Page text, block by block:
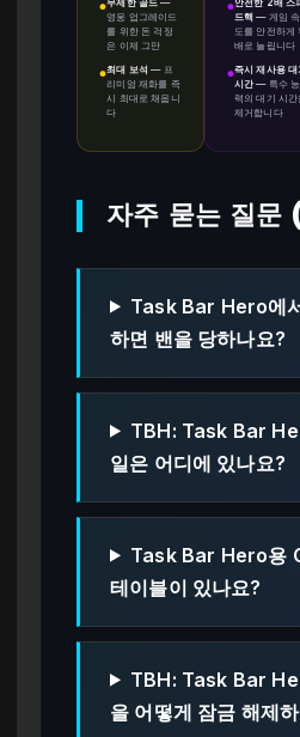
●
영웅 업그레이드
를 위한 돈 걱정
은 이제 그만
●최대 보석 — 프
리미엄 재화를 즉
시 최대로 채웁니
다
●
드핵 — 게임 속
도를 안전하게
배로 늘립니다
●즉시 재사용 대
시간 — 특수 능
력의 대기 시간
제거합니다
자주 묻는 질문
Task Bar Hero에
하면 밴을 당하나요?
TBH: Task Bar
일은 어디에 있나요?
Task Bar Hero용
테이블이 있나요?
TBH: Task Bar
을 어떻게 잠금 해제